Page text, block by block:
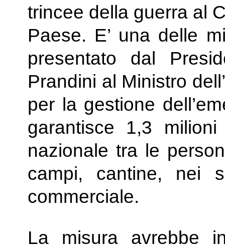
trincee della guerra al
Paese. E’ una delle
presentato dal
Prandini al Ministro
per la gestione
garantisce 1,3
nazionale tra le
campi, cantine, nei
commerciale.
La misura avrebbe